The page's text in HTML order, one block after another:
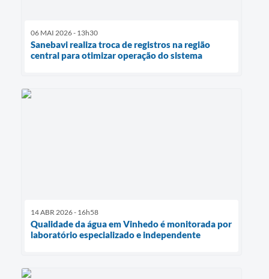
06 MAI 2026 - 13h30
Sanebavi realiza troca de registros na região
central para otimizar operação do sistema
14 ABR 2026 - 16h58
Qualidade da água em Vinhedo é monitorada por
laboratório especializado e independente